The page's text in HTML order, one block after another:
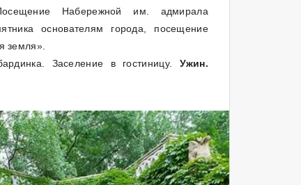
Набережной им. адмирала
основателям города, посещение
земля».
Заселение в гостиницу. Ужин.